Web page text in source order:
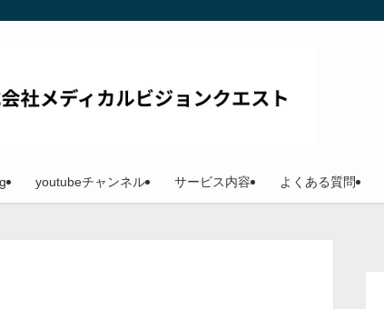
youtubeチャンネル サービス内容 よくある質問